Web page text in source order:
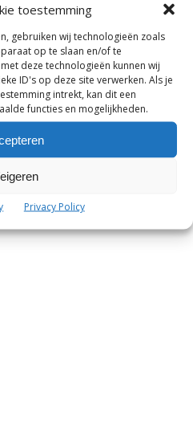
toestemming
gebruiken wij technologieën zoals
op te slaan en/of te
deze technologieën kunnen wij
ID's op deze site verwerken. Als je
intrekt, kan dit een
functies en mogelijkheden.
Privacy Policy